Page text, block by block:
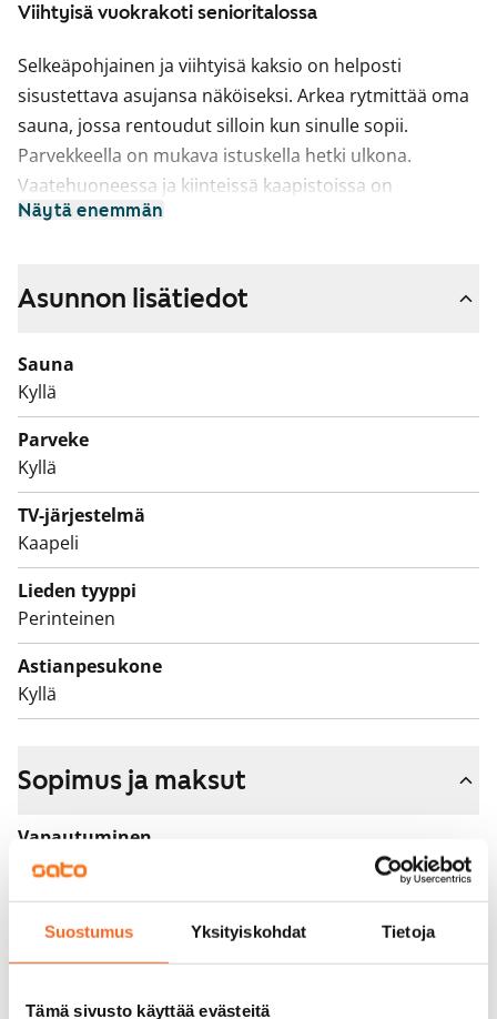
Suostumus Yksityiskohdat Tietoja
Tämä sivusto käyttää evästeitä
Viihtyisä vuokrakoti senioritalossa
Selkeäpohjainen ja viihtyisä kaksio on helposti
sisustettava asujansa näköiseksi. Arkea rytmittää oma
sauna, jossa rentoudut silloin kun sinulle sopii.
Parvekkeella on mukava istuskella hetki ulkona.
Vaatehuoneessa ja kiinteissä kaapistoissa on
säilytystilaa vaatteille ja tavaroille.
käytännöllinen runsaan laskutilan ansiosta.
tilavaraus pyykinpesukoneellesi.
Talossa on automaattinen palonsammutusjärjestelmä.
Asukkaiden yhteisessä käytössä ovat sauna ja uima-
allasosasto sekä kuntosali. Vähintään yhden
asunnossa asuvan tulee olla täyttänyt 55-vuotta.
Tulehan tutustumaan, voisiko tämä olla uusi
vuokrakotisi!
Näytä enemmän
Asunnon lisätiedot
Sauna
Kyllä
Parveke
Kyllä
TV-järjestelmä
Kaapeli
Lieden tyyppi
Perinteinen
Astianpesukone
Kyllä
Sopimus ja maksut
Vapautuminen
Heti vapaa